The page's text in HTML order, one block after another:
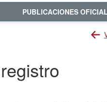
PUBLICACIONES